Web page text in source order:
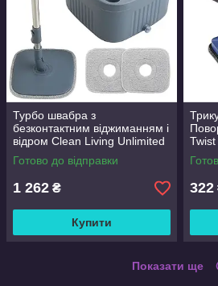
Турбо швабра з
безконтактним віджиманням і
відром Clean Living Unlimited
Control
Готово до відправки
1 262 ₴
Купити
322
Показати ще